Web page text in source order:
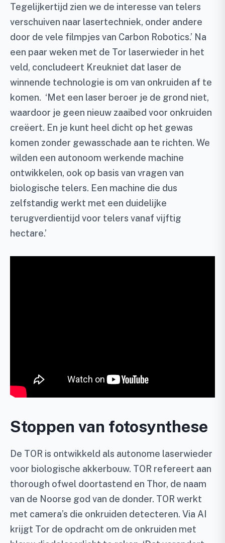
Tegelijkertijd zien we de interesse van telers
verschuiven naar lasertechniek, onder andere
door de vele filmpjes van Carbon Robotics.’ Na
een paar weken met de Tor laserwieder in het
veld, concludeert Kreukniet dat laser de
winnende technologie is om van onkruiden af te
komen. ‘Met een laser beroer je de grond niet,
waardoor je geen nieuw zaaibed voor onkruiden
creëert. En je kunt heel dicht op het gewas
komen zonder gewasschade aan te richten. We
wilden een autonoom werkende machine
ontwikkelen, ook op basis van vragen van
biologische telers. Een machine die dus
zelfstandig werkt met een duidelijke
terugverdientijd voor telers vanaf vijftig
hectare.’
Stoppen van fotosynthese
De TOR is ontwikkeld als autonome laserwieder
voor biologische akkerbouw. TOR refereert aan
thorough ofwel doortastend en Thor, de naam
van de Noorse god van de donder. TOR werkt
met camera’s die onkruiden detecteren. Via AI
krijgt Tor de opdracht om de onkruiden met